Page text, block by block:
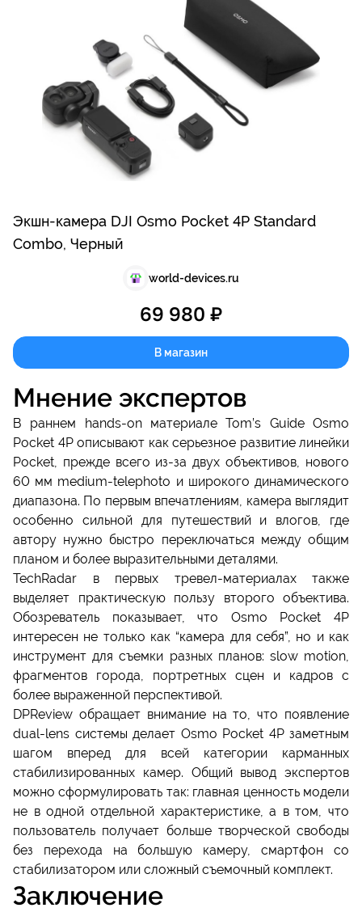
Экшн-камера DJI Osmo Pocket 4P Standard
Combo, Черный
world-devices.ru
69 980 ₽
В магазин
Мнение экспертов
В раннем hands-on материале Tom’s Guide Osmo
Pocket 4P описывают как серьезное развитие линейки
Pocket, прежде всего из-за двух объективов, нового
60 мм medium-telephoto и широкого динамического
диапазона. По первым впечатлениям, камера выглядит
особенно сильной для путешествий и влогов, где
автору нужно быстро переключаться между общим
планом и более выразительными деталями.
TechRadar в первых тревел-материалах также
выделяет практическую пользу второго объектива.
Обозреватель показывает, что Osmo Pocket 4P
интересен не только как “камера для себя”, но и как
инструмент для съемки разных планов: slow motion,
фрагментов города, портретных сцен и кадров с
более выраженной перспективой.
DPReview обращает внимание на то, что появление
dual-lens системы делает Osmo Pocket 4P заметным
шагом вперед для всей категории карманных
стабилизированных камер. Общий вывод экспертов
можно сформулировать так: главная ценность модели
не в одной отдельной характеристике, а в том, что
пользователь получает больше творческой свободы
без перехода на большую камеру, смартфон со
стабилизатором или сложный съемочный комплект.
Заключение